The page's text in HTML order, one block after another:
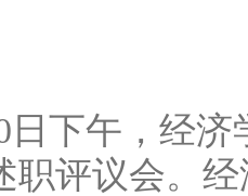
日下午，经
职评议会。